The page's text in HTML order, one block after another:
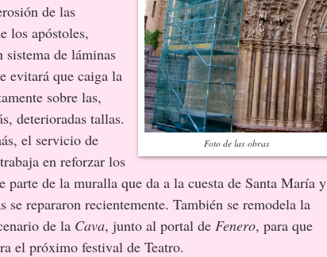
Foto de las obras
de las
los apóstoles,
sistema de láminas
evitará que caiga la
sobre las,
deterioradas tallas.
el servicio de
en reforzar los
parte de la muralla que da a la cuesta de Santa María y
se repararon recientemente. También se remodela la
de la Cava, junto al portal de Fenero, para que
el próximo festival de Teatro.